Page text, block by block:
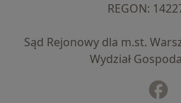
REGON:
Sąd Rejonowy dla m.st.
Wydział